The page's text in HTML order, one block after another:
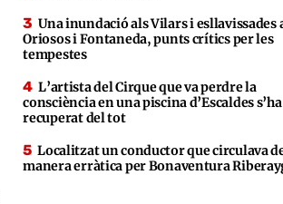
Una inundació als Vilars i esllavissades
Oriosos i Fontaneda, punts crítics per les
tempestes
L’artista del Cirque que va perdre la
consciència en una piscina d’Escaldes s’ha
recuperat del tot
Localitzat un conductor que circulava
manera erràtica per Bonaventura